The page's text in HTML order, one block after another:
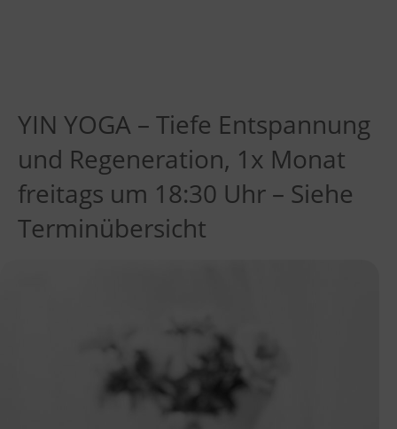
YIN YOGA – Tiefe Entspannung
und Regeneration, 1x Monat
freitags um 18:30 Uhr – Siehe
Terminübersicht